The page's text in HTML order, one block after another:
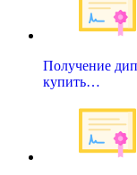
Получение
купить…